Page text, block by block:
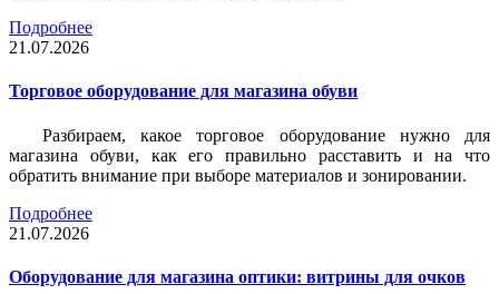
Подробнее
21.07.2026
Торговое оборудование для магазина обуви
Разбираем, какое торговое оборудование нужно для
магазина обуви, как его правильно расставить и на что
обратить внимание при выборе материалов и зонировании.
Подробнее
21.07.2026
Оборудование для магазина оптики: витрины для очков